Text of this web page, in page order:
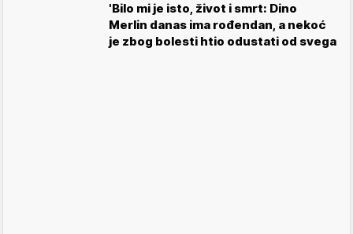
'Bilo mi je isto, život i smrt: Dino
Merlin danas ima rođendan, a nekoć
je zbog bolesti htio odustati od svega